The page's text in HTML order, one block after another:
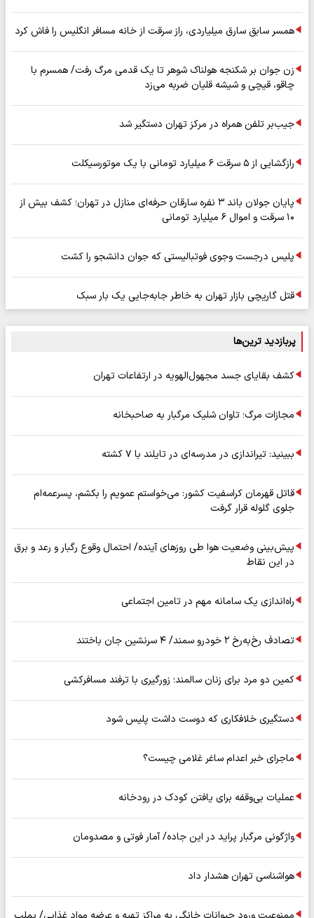
همسر سابق سارق میلیاردی، راز سرقت از خانه مسافر انگلیس را فاش کرد
زن جوان بر شکنجه هولناک شوهر تا یک قدمی مرگ رفت/ همسرم با
چاقو، قیچی و شیشه قلیان ضربه می‌زد
جیب‌بر تلفن همراه در مرکز تهران دستگیر شد
رازگشایی از ۵ سرقت ۶ میلیارد تومانی با یک موتورسیکلت
پایان جولان باند ۳ نفره سارقان حرفه‌ای منازل در تهران؛ کشف بیش از
۱۰ سرقت و اموال ۶ میلیارد تومانی
پلیس درجست وجوی فوتبالیستی که جوان دانشجو را کشت
قتل گاریچی بازار تهران به خاطر جابه‌جایی یک بار سبک
پربازدید ترین‌ها
کشف بقایای جسد مجهول‌الهویه در ارتفاعات تهران
مجازات مرگ؛ تاوان شلیک مرگبار به صاحبخانه
ببینید: تیراندازی در مدرسه‌ای در تایلند با ۷ کشته
قاتل قهرمان کراسفیت کشور: می‌خواستم عمویم را بکشم، پسرعمه‌ام
جلوی گلوله قرار گرفت
پیش‌بینی وضعیت هوا طی روزهای آینده/ احتمال وقوع رگبار و رعد و برق
در این نقاط
راه‌اندازی یک سامانه مهم در تامین اجتماعی
تصادف رخ‌به‌رخ ۲ خودرو سمند/ ۴ سرنشین جان باختند
کمین دو مرد برای زنان سالمند؛ زورگیری با ترفند مسافرکشی
دستگیری خلافکاری که دوست داشت پلیس شود
ماجرای خبر اعدام ساغر غلامی چیست؟
عملیات بی‌وقفه برای یافتن کودک در رودخانه
واژگونی مرگبار پراید در این جاده/ آمار فوتی و مصدومان
هواشناسی تهران هشدار داد